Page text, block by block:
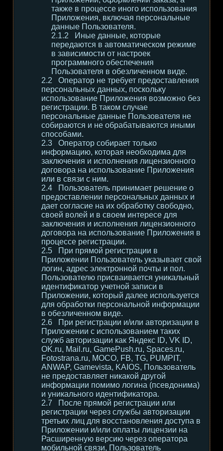
также в процессе иного использования
Приложения, включая персональные
данные Пользователя.
Иные данные, которые
передаются в автоматическом режиме
в зависимости от настроек
программного обеспечения
Пользователя в обезличенном виде.
Оператор не требует предоставления
персональных данных, поскольку
использование Приложения возможно без
регистрации. В таком случае
персональные данные Пользователя не
собираются и не обрабатываются иными
способами.
Оператор собирает только
информацию, которая необходима для
заключения и исполнения лицензионного
договора на использование Приложения
или в связи с ним.
Пользователь принимает решение о
предоставлении персональных данных и
дает согласие на их обработку свободно,
своей волей и в своем интересе для
заключения и исполнения лицензионного
договора на использование Приложения в
процессе регистрации.
При прямой регистрации в
Приложении Пользователь указывает свой
логин, адрес электронной почты и пол.
Пользователю присваивается уникальный
идентификатор учетной записи в
Приложении, который далее используется
для обработки персональной информации
в обезличенном виде.
При регистрации и/или авторизации в
Приложении с использованием таких
служб авторизации как Яндекс ID, VK ID,
OK.ru, Mail.ru, GamePush.ru, Spaces.ru,
Fotostrana.ru, MOCO, FB, TG, PUMPIT,
ANWAP, Gamevista, KAIOS, Пользователь
не предоставляет никакой другой
информации помимо логина (псевдонима)
и уникального идентификатора.
После прямой регистрации или
регистрации через службы авторизации
третьих лиц для восстановления доступа в
Приложении и/или оплаты лицензии на
Расширенную версию через оператора
мобильной связи, Пользователь